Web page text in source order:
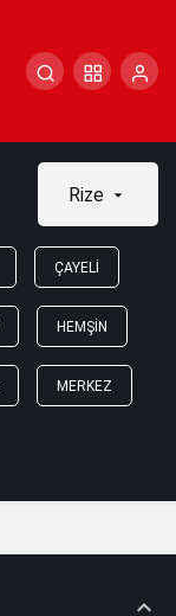
Rize
ÇAYELI
HEMŞIN
MERKEZ